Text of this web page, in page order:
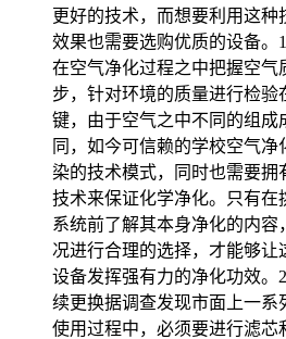
更好的技术，而想要利用这
效果也需要选购优质的设备。
在空气净化过程之中把握空气
步，针对环境的质量进行检验
键，由于空气之中不同的组成
同，如今可信赖的学校空气
染的技术模式，同时也需要拥
技术来保证化学净化。只有在
系统前了解其本身净化的内
况进行合理的选择，才能够让
设备发挥强有力的净化功效。
续更换据调查发现市面上一系
使用过程中，必须要进行滤芯